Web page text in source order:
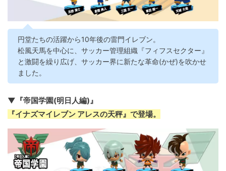
円堂たちの活躍から10年後の雷門イレブン。
松風天馬を中心に、サッカー管理組織『フィフスセクター』
と激闘を繰り広げ、サッカー界に新たな革命(かぜ)を吹かせ
ました。
▼『帝国学園(明日人編)』
『イナズマイレブン アレスの天秤』で登場。